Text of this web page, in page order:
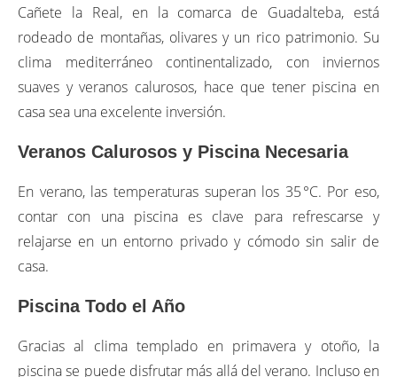
Cañete la Real, en la comarca de Guadalteba, está
rodeado de montañas, olivares y un rico patrimonio. Su
clima mediterráneo continentalizado, con inviernos
suaves y veranos calurosos, hace que tener piscina en
casa sea una excelente inversión.
Veranos Calurosos y Piscina Necesaria
En verano, las temperaturas superan los 35 °C. Por eso,
contar con una piscina es clave para refrescarse y
relajarse en un entorno privado y cómodo sin salir de
casa.
Piscina Todo el Año
Gracias al clima templado en primavera y otoño, la
piscina se puede disfrutar más allá del verano. Incluso en